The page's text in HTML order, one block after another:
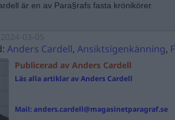
är en av Para§rafs fasta krönikörer.
Anders Cardell, Ansiktsigenkänning,
Publicerad av Anders Cardell
Läs alla artiklar av Anders Cardell
Mail:anders.cardell@magasinetparagraf.se